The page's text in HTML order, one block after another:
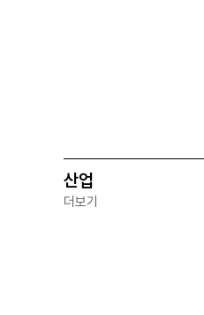
산업
더보기